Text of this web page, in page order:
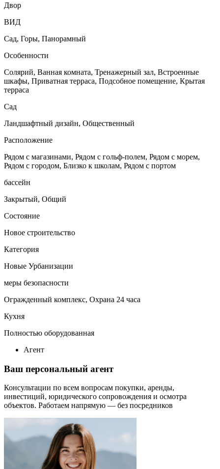
Двор
ВИД
Сад, Горы, Панорамный
Особенности
Солярий, Ванная комната, Тренажерный зал, Встроенные
шкафы, Приватная терраса, Подсобное помещение, Крытая
терраса
Сад
Ландшафтный дизайн, Общественный
Расположение
Рядом с магазинами, Рядом с гольф-полем, Рядом с морем,
Рядом с городом, Близко к школам, Рядом с портом
бассейн
Закрытый, Общий
Состояние
Новое строительство
Категория
Новые Урбанизации
меры безопасности
Огражденный комплекс, Охрана 24 часа
Кухня
Полностью оборудованная
Агент
Ваш персональный агент
Консультации по всем вопросам покупки, аренды,
инвестиций, юридического сопровождения и осмотра
объектов. Работаем напрямую — без посредников